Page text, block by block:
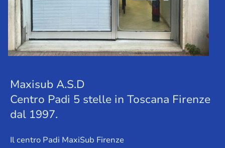
Maxisub A.S.D
Centro Padi 5 stelle in Toscana Firenze
dal 1997.
Il centro Padi MaxiSub Firenze